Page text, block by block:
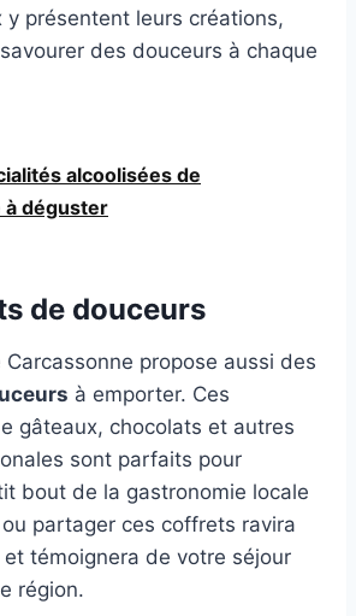
y présentent leurs créations,
des douceurs à chaque
alcoolisées de
à déguster
de douceurs
propose aussi des
à emporter. Ces
gâteaux, chocolats et autres
sont parfaits pour
bout de la gastronomie locale
partager ces coffrets ravira
témoignera de votre séjour
région.